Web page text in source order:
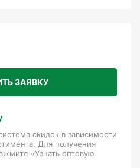
и системе «Bright
рост в результате
воды.
ЗАЯВКУ
скидок в зависимости
Для получения
«Узнать оптовую